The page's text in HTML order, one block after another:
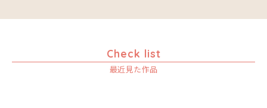
Check list
最近見た作品